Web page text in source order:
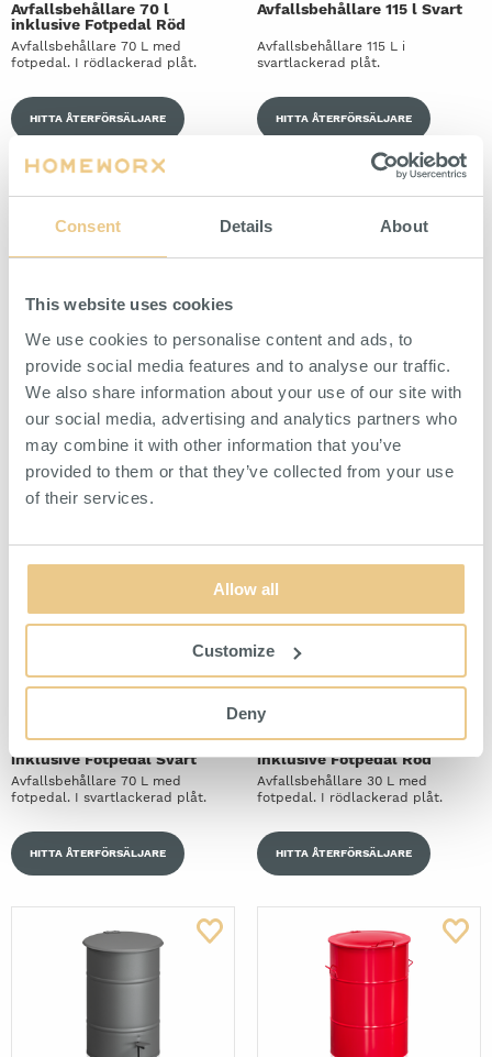
Consent Details About
This website uses cookies
We use cookies to personalise content and ads, to
provide social media features and to analyse our traffic.
We also share information about your use of our site with
our social media, advertising and analytics partners who
may combine it with other information that you’ve
provided to them or that they’ve collected from your use
of their services.
Allow all
Customize
Deny
Avfallsbehållare 70 l
inklusive Fotpedal Röd
Avfallsbehållare 70 L med
fotpedal. I rödlackerad plåt.
HITTA ÅTERFÖRSÄLJARE
Avfallsbehållare 115 l Svart
Avfallsbehållare 115 L i
svartlackerad plåt.
HITTA ÅTERFÖRSÄLJARE
Avfallsbehållare 30 l
inklusive Fotpedal Svart
Avfallsbehållare 30 L med
fotpedal. I svartlackerad plåt.
Avfallsbehållare 70 l
inklusive Fotpedal Grå
Avfallsbehållare 70 L med
fotpedal. I grålackerad plåt.
Avfallsbehållare 70 l
inklusive Fotpedal Svart
Avfallsbehållare 70 L med
fotpedal. I svartlackerad plåt.
HITTA ÅTERFÖRSÄLJARE
Avfallsbehållare 30 l
inklusive Fotpedal Röd
Avfallsbehållare 30 L med
fotpedal. I rödlackerad plåt.
HITTA ÅTERFÖRSÄLJARE